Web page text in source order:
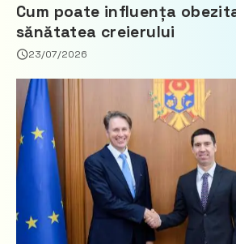
Cum poate influența
sănătatea creierului
23/07/2026